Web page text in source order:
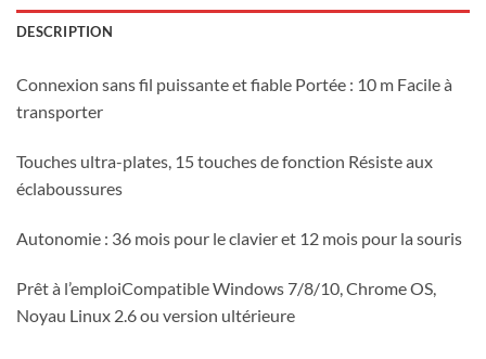
DESCRIPTION
Connexion sans fil puissante et fiable Portée : 10 m Facile à
transporter
Touches ultra-plates, 15 touches de fonction Résiste aux
éclaboussures
Autonomie : 36 mois pour le clavier et 12 mois pour la souris
Prêt à l’emploiCompatible Windows 7/8/10, Chrome OS,
Noyau Linux 2.6 ou version ultérieure